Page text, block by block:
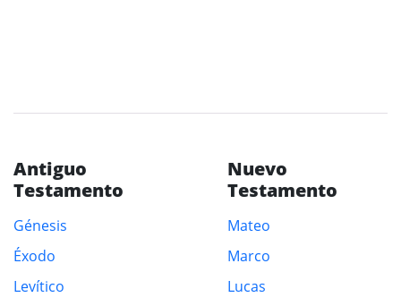
Antiguo
Testamento
Génesis
Éxodo
Levítico
Nuevo
Testamento
Mateo
Marco
Lucas